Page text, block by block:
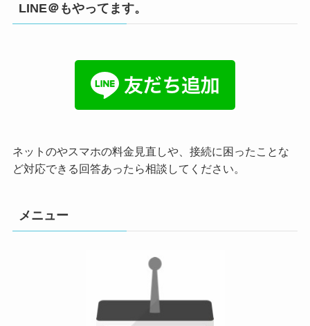
LINE＠もやってます。
ネットのやスマホの料金見直しや、接続に困ったことな
ど対応できる回答あったら相談してください。
メニュー